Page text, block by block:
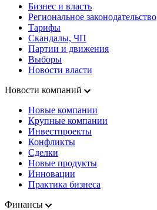
Бизнес и власть
Региональное законодательство
Тарифы
Скандалы, ЧП
Партии и движения
Выборы
Новости власти
Новости компаний
Новые компании
Крупные компании
Инвестпроекты
Конфликты
Сделки
Новые продукты
Инновации
Практика бизнеса
Финансы